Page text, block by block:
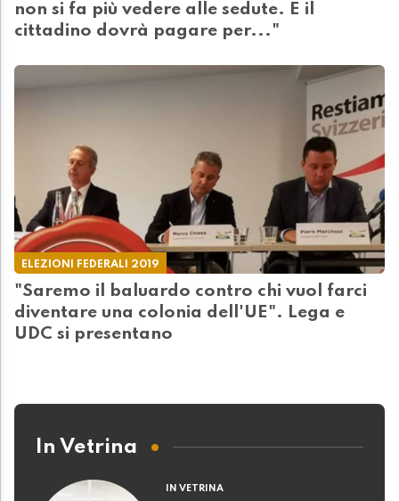
non si fa più vedere alle sedute. E il
cittadino dovrà pagare per..."
ELEZIONI FEDERALI 2019
"Saremo il baluardo contro chi vuol farci
diventare una colonia dell'UE". Lega e
UDC si presentano
In Vetrina
IN VETRINA